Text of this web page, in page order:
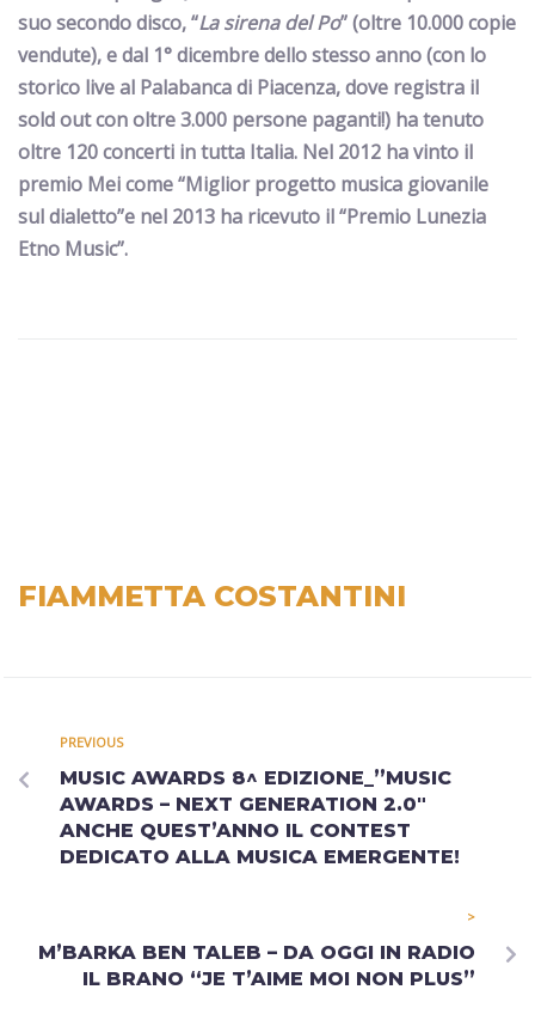
suo secondo disco,“La sirena del Po”(oltre 10.000 copie
vendute), e dal 1° dicembre dello stesso anno (con lo
storico live al Palabanca di Piacenza, dove registra il
sold out con oltre 3.000 persone paganti!) ha tenuto
oltre 120 concerti in tutta Italia. Nel 2012 ha vinto il
premio Mei come“Miglior progetto musica giovanile
sul dialetto”e nel 2013 ha ricevuto il “Premio Lunezia
Etno Music”.
FIAMMETTA COSTANTINI
PREVIOUS
MUSIC AWARDS 8^ EDIZIONE_”MUSIC
AWARDS – NEXT GENERATION 2.0″
ANCHE QUEST’ANNO IL CONTEST
DEDICATO ALLA MUSICA EMERGENTE!
>
M’BARKA BEN TALEB – DA OGGI IN RADIO
IL BRANO “JE T’AIME MOI NON PLUS”